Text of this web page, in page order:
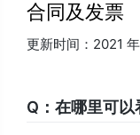
合同及发票
更新时间：2021
Q：在哪里可